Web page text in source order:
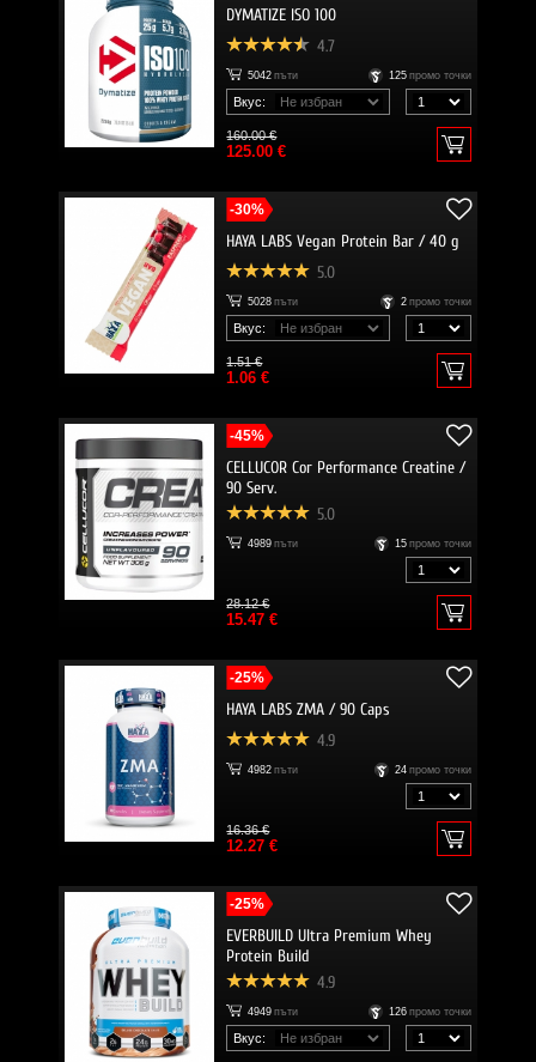
DYMATIZE ISO 100
4.7
5042 пъти 125 промо точки
Вкус:
160.00 €
125.00 €
-30%
HAYA LABS Vegan Protein Bar / 40 g
5.0
5028 пъти 2 промо точки
Вкус:
1.51 €
1.06 €
-45%
CELLUCOR Cor Performance Creatine /
90 Serv.
5.0
4989 пъти 15 промо точки
28.12 €
15.47 €
-25%
HAYA LABS ZMA / 90 Caps
4.9
4982 пъти 24 промо точки
16.36 €
12.27 €
-25%
EVERBUILD Ultra Premium Whey
Protein Build
4.9
4949 пъти 126 промо точки
Вкус: